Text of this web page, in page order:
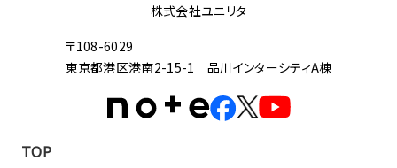
株式会社ユニリタ
〒108-6029
東京都港区港南2-15-1 品川インターシティA棟
TOP